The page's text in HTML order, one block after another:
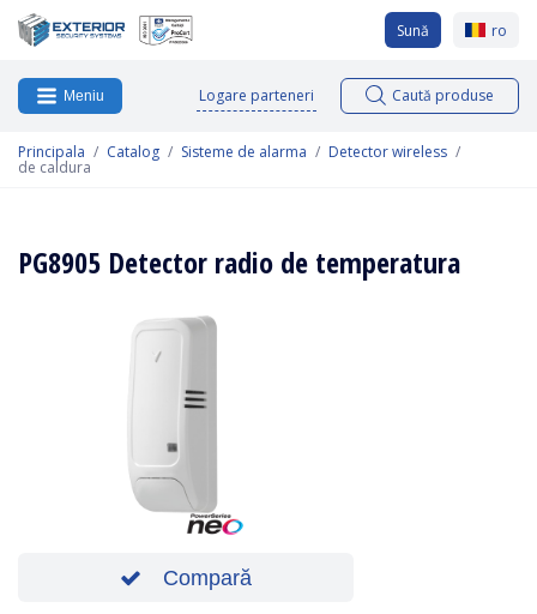
Sună ro
Meniu Logare parteneri Caută produse
Principala Catalog Sisteme de alarma Detector wireless
de caldura
PG8905 Detector radio de temperatura
Compară